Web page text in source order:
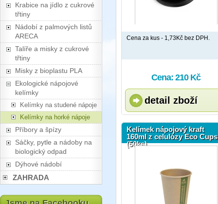
Krabice na jídlo z cukrové
třtiny
Nádobí z palmových listů
ARECA
Talíře a misky z cukrové
třtiny
Misky z bioplastu PLA
Ekologické nápojové
kelímky
Kelímky na studené nápoje
Kelímky na horké nápoje
Příbory a špízy
Sáčky, pytle a nádoby na
biologický odpad
Dýhové nádobí
ZAHRADA
Cena za kus - 1,73Kč bez DPH.
Cena: 210 Kč
detail zboží
Kelímek nápojový kraft
160ml z celulózy Eco Cups
(50ks)